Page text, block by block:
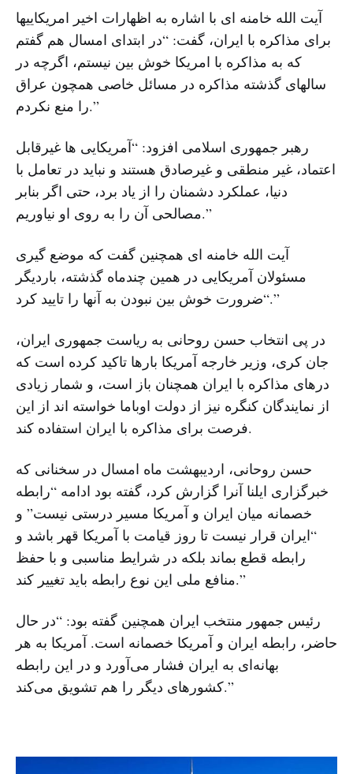
آیت الله خامنه ای با اشاره به اظهارات اخیر امریکاییها
برای مذاکره با ایران، گفت: “در ابتدای امسال هم گفتم
که به مذاکره با امریکا خوش بین نیستم، اگرچه در
سالهای گذشته مذاکره در مسائل خاصی همچون عراق
را منع نکردم.”
رهبر جمهوری اسلامی افزود: “آمریکایی ها غیرقابل
اعتماد، غیر منطقی و غیرصادق هستند و نباید در تعامل با
دنیا، عملکرد دشمنان را از یاد برد، حتی اگر بنابر
مصالحی آن را به روی او نیاوریم.”
آیت الله خامنه ای همچنین گفت که موضع گیری
مسئولان آمریکایی در همین چندماه گذشته، باردیگر
“ضرورت خوش بین نبودن به آنها را تایید کرد.”
در پی انتخاب حسن روحانی به ریاست جمهوری ایران،
جان کری، وزیر خارجه آمریکا بارها تاکید کرده است که
درهای مذاکره با ایران همچنان باز است، و شمار زیادی
از نمایندگان کنگره نیز از دولت اوباما خواسته اند از این
فرصت برای مذاکره با ایران استفاده کند.
حسن روحانی، اردیبهشت ماه امسال در سخنانی که
خبرگزاری ایلنا آنرا گزارش کرد، گفته بود ادامه “رابطه
خصمانه میان ایران و آمریکا مسیر درستی نیست” و
“ایران قرار نیست تا روز قیامت با آمریکا قهر باشد و
رابطه قطع بماند بلکه در شرایط مناسبی و با حفظ
منافع ملی این نوع رابطه باید تغییر کند.”
رئیس جمهور منتخب ایران همچنین گفته بود: “در حال
حاضر، رابطه ایران و آمریکا خصمانه است. آمریکا به هر
بهانه‌ای به ایران فشار می‌آورد و در این رابطه
کشورهای دیگر را هم تشویق می‌کند.”